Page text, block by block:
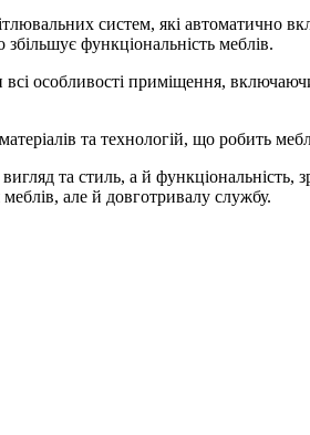
систем, які автоматично
функціональність меблів.
особливості приміщення,
та технологій, що робить
та стиль, а й функціональність,
але й довготривалу службу.